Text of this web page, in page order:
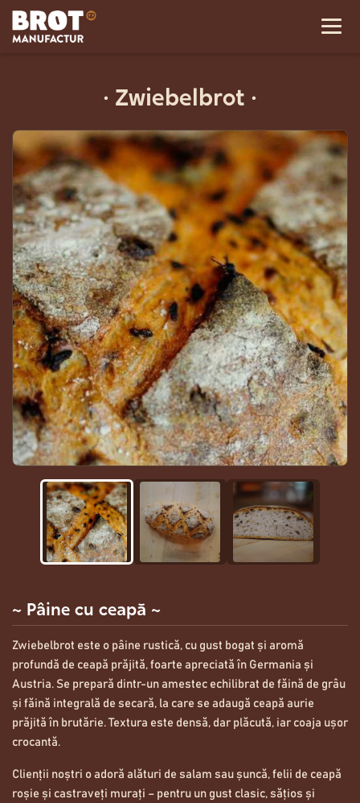
· Zwiebelbrot ·
~ Pâine cu ceapă ~
Zwiebelbrot este o pâine rustică, cu gust bogat și aromă
profundă de ceapă prăjită, foarte apreciată în Germania și
Austria. Se prepară dintr-un amestec echilibrat de făină de grâu
și făină integrală de secară, la care se adaugă ceapă aurie
prăjită în brutărie. Textura este densă, dar plăcută, iar coaja ușor
crocantă.
Clienții noștri o adoră alături de salam sau șuncă, felii de ceapă
roșie și castraveți murați – pentru un gust clasic, sățios și